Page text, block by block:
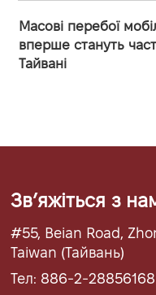
Масові перебої
вперше стануть
Тайвані
Звʼяжіться з
#55, Beian Road,
Taiwan (Тайвань)
Тел: 886-2-28856168